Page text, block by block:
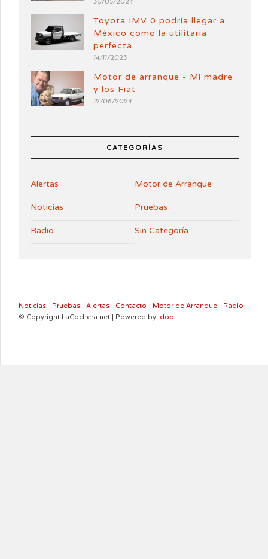
30/05/2024
Toyota IMV 0 podría llegar a
México como la utilitaria
perfecta
14/11/2023
Motor de arranque - Mi madre
y los Fiat
12/06/2024
CATEGORÍAS
Alertas Motor de Arranque
Noticias Pruebas
Radio Sin Categoría
Noticias Pruebas Alertas Contacto Motor de Arranque
Radio
© Copyright LaCochera.net | Powered by Idoo